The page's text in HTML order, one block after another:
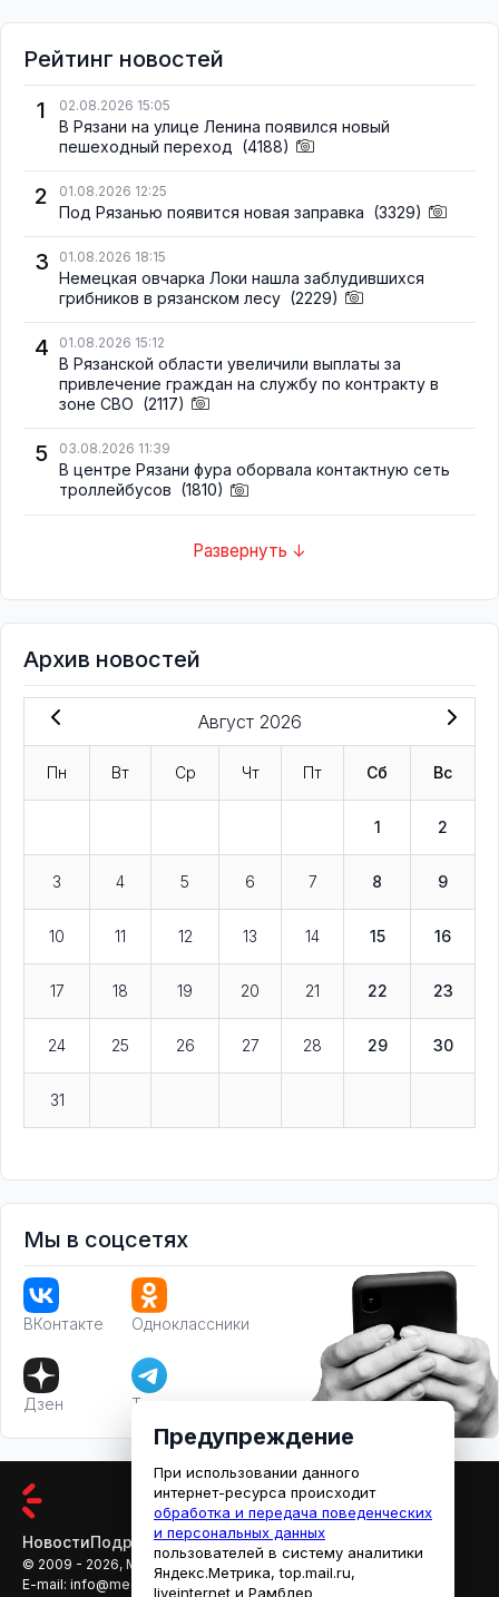
Рейтинг новостей
1
02.08.2026 15:05
В Рязани на улице Ленина появился новый
пешеходный переход (4188)
2 01.08.2026 12:25
Под Рязанью появится новая заправка (3329)
3 01.08.2026 18:15
Немецкая овчарка Локи нашла заблудившихся
грибников в рязанском лесу (2229)
4 01.08.2026 15:12
В Рязанской области увеличили выплаты за
привлечение граждан на службу по контракту в
зоне СВО (2117)
5 03.08.2026 11:39
В центре Рязани фура оборвала контактную сеть
троллейбусов (1810)
Развернуть ↓
Архив новостей
Август 2026
Пн Вт Ср Чт Пт Сб Вс
1 2
3 4 5 6 7 8 9
10 11 12 13 14 15 16
17 18 19 20 21 22 23
24 25 26 27 28 29 30
31
Мы в соцсетях
ВКонтакте Одноклассники
Дзен Телеграм
НовостиПодробностиАфишаКино
© 2009 - 2026, МЕДИАРЯЗАНЬ
E-mail: info@mediaryazan.ru,reklama@mediaryazan.ru
Предупреждение
При использовании данного
интернет-ресурса происходит
обработка и передача поведенческих
и персональных данных
пользователей в систему аналитики
Яндекс.Метрика, top.mail.ru,
liveinternet и Рамблер